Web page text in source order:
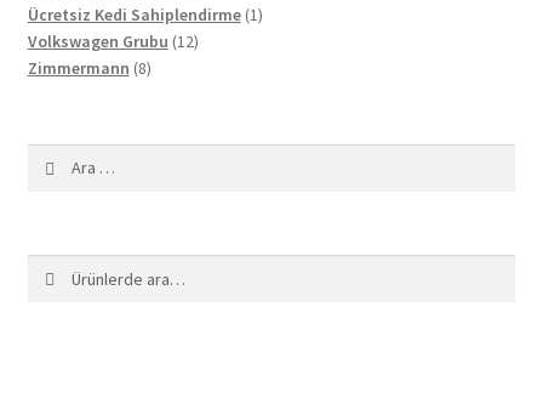
ürün
Ücretsiz Kedi Sahiplendirme 11
Volkswagen Grubu 1212
Zimmermann 88